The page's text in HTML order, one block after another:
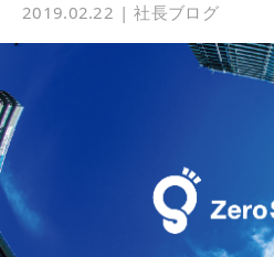
2019.02.22 社長ブログ